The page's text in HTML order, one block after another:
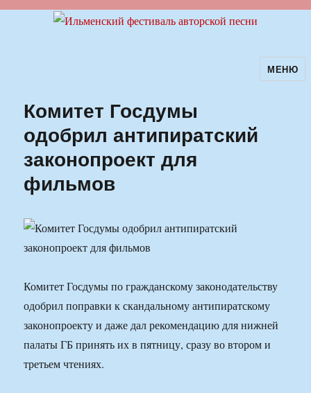
Ильменский фестиваль авторскойМЕНЮ
Комитет Госдумы
одобрил антипиратский
законопроект для
фильмов
Комитет Госдумы по гражданскому законодательству
одобрил поправки к скандальному антипиратскому
законопроекту и даже дал рекомендацию для нижней
палаты ГБ принять их в пятницу, сразу во втором и
третьем чтениях.